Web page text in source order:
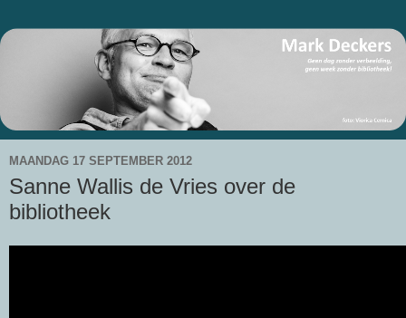
MAANDAG 17 SEPTEMBER 2012
Sanne Wallis de Vries over de
bibliotheek